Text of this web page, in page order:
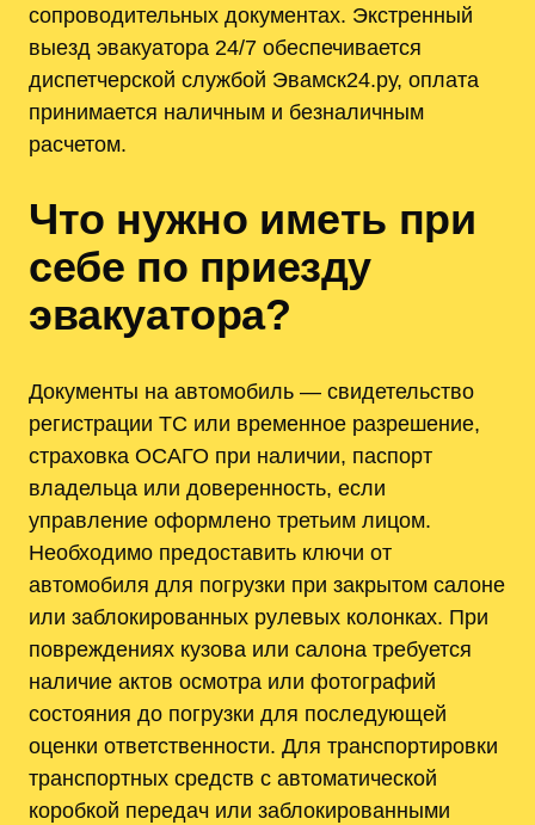
сопроводительных документах. Экстренный
выезд эвакуатора 24/7 обеспечивается
диспетчерской службой Эвамск24.ру, оплата
принимается наличным и безналичным
расчетом.
Что нужно иметь при
себе по приезду
эвакуатора?
Документы на автомобиль — свидетельство
регистрации ТС или временное разрешение,
страховка ОСАГО при наличии, паспорт
владельца или доверенность, если
управление оформлено третьим лицом.
Необходимо предоставить ключи от
автомобиля для погрузки при закрытом салоне
или заблокированных рулевых колонках. При
повреждениях кузова или салона требуется
наличие актов осмотра или фотографий
состояния до погрузки для последующей
оценки ответственности. Для транспортировки
транспортных средств с автоматической
коробкой передач или заблокированными